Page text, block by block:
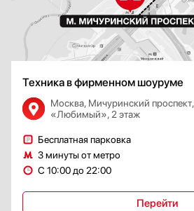
Техника в фирменном шоуруме
Москва, Мичуринский
«Любимый», 2 этаж
Бесплатная парковка
3 минуты от метро
С 10:00 до 22:00
Перейти